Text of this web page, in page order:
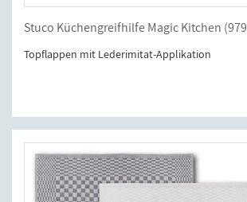
Stuco Küchengreifhilfe Magic Kitchen
Topflappen mit Lederimitat-Applikation